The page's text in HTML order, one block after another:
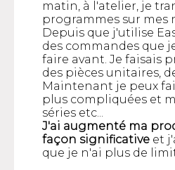
matin, à l'atelier, je
programmes sur mes
Depuis que j'utilise
des commandes que
faire avant. Je faisais
des pièces unitaires,
Maintenant je peux
plus compliquées et
séries etc...
J'ai augmenté ma
façon significative et
que je n'ai plus de